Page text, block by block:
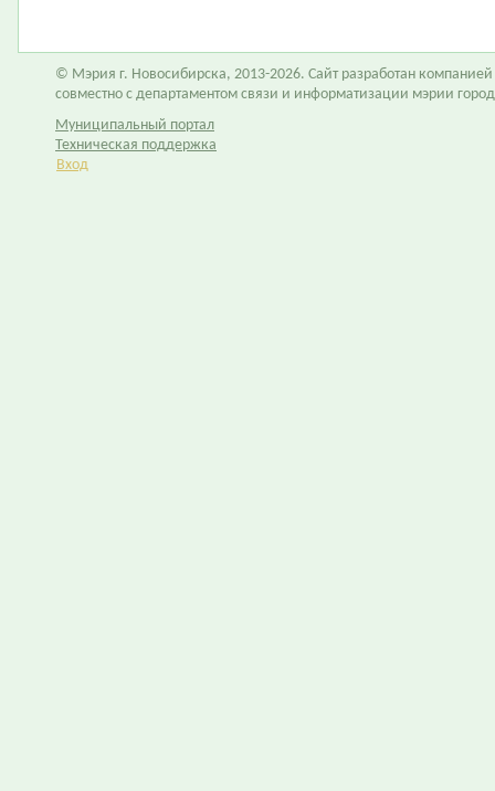
© Мэрия г. Новосибирска, 2013-2026. Сайт разработан компанией
совместно с департаментом связи и информатизации мэрии
Муниципальный портал
Техническая поддержка
Вход